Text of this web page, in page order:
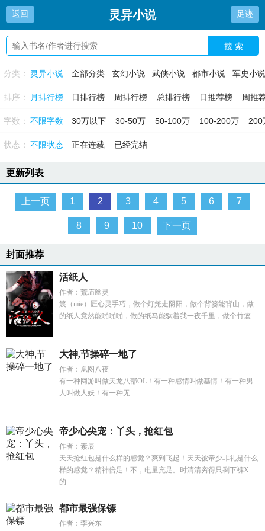
返回 灵异小说 足迹
搜 索
分类： 全部分类 玄幻小说 武侠小说 都市小说 军史小说
灵异小说
排序： 日排行榜 周排行榜
月排行榜 总排行榜 日推荐榜 周推
字数： 不限字数 30万以下 30-50万 50-100万 100-200万 200
状态： 不限状态 正在连载 已经完结
更新列表
上一页 1 2 3 4 5 6 7
8 9 10 下一页
封面推荐
活纸人
作者：荒庙幽灵
篾（mie）匠心灵手巧，做个灯笼走阴阳，做个背篓能背山，做
的纸人竟然能啪啪啪，做的纸马能驮着我一夜千里，做个竹篮...
大神,节操碎一地了
作者：凰图八夜
有一种网游叫做天龙八部OL！有一种感情叫做基情！有一种男
人叫做人妖！有一种无...
帝少心尖宠：丫头，抢红包
作者：素辰
天天抢红包是什么样的感觉？爽到飞起！天天被帝少非礼是什么
样的感觉？精神倍足！不，电量充足。时清清穷得只剩下裤X
的...
都市最强保镖
作者：李兴东